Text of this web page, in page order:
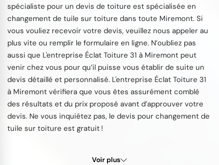
spécialiste pour un devis de toiture est spécialisée en
changement de tuile sur toiture dans toute Miremont. Si
vous vouliez recevoir votre devis, veuillez nous appeler au
plus vite ou remplir le formulaire en ligne. N’oubliez pas
aussi que L'entreprise Éclat Toiture 31 à Miremont peut
venir chez vous pour qu’il puisse vous établir de suite un
devis détaillé et personnalisé. L'entreprise Éclat Toiture 31
à Miremont vérifiera que vous êtes assurément comblé
des résultats et du prix proposé avant d’approuver votre
devis. Ne vous inquiétez pas, le devis pour changement de
tuile sur toiture est gratuit !
Voir plus